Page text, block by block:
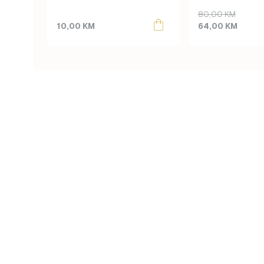
10,00 KM
80,00KM
Original
price
64,00 KM
Current
price